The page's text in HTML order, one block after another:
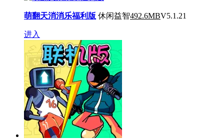
萌翻天消消乐福利版 休闲益智492.6MBV5.1.21
进入